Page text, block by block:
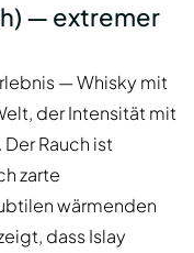
— extremer
— Whisky mit
der Intensität mit
Rauch ist
zarte
wärmenden
dass Islay